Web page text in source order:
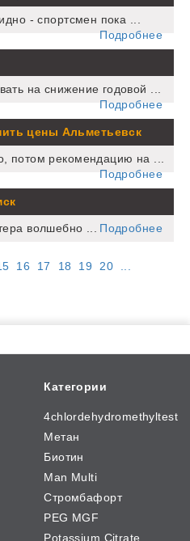
- спортсмен пока ...
Подробнее
на снижение годовой ...
Подробнее
цены Альметьевск
потом рекомендацию на ...
Подробнее
волшебно ... Подробнее
16 17 18 19 20
Категории
4chlordehydromethyltest
Метан
Биотин
Man Multi
Стромбафорт
PEG MGF
Potassium Citrate